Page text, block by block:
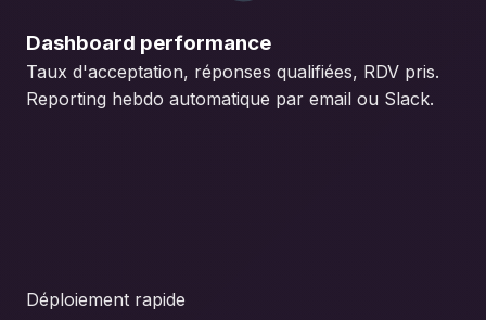
Dashboard performance
Taux d'acceptation, réponses qualifiées, RDV pris.
Reporting hebdo automatique par email ou Slack.
Déploiement rapide